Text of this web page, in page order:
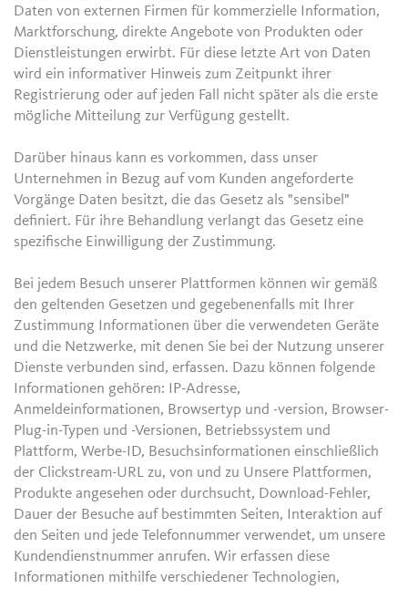
Daten von externen Firmen für kommerzielle Information,
Marktforschung, direkte Angebote von Produkten oder
Dienstleistungen erwirbt. Für diese letzte Art von Daten
wird ein informativer Hinweis zum Zeitpunkt ihrer
Registrierung oder auf jeden Fall nicht später als die erste
mögliche Mitteilung zur Verfügung gestellt.
Darüber hinaus kann es vorkommen, dass unser
Unternehmen in Bezug auf vom Kunden angeforderte
Vorgänge Daten besitzt, die das Gesetz als "sensibel"
definiert. Für ihre Behandlung verlangt das Gesetz eine
spezifische Einwilligung der Zustimmung.
Bei jedem Besuch unserer Plattformen können wir gemäß
den geltenden Gesetzen und gegebenenfalls mit Ihrer
Zustimmung Informationen über die verwendeten Geräte
und die Netzwerke, mit denen Sie bei der Nutzung unserer
Dienste verbunden sind, erfassen. Dazu können folgende
Informationen gehören: IP-Adresse,
Anmeldeinformationen, Browsertyp und -version, Browser-
Plug-in-Typen und -Versionen, Betriebssystem und
Plattform, Werbe-ID, Besuchsinformationen einschließlich
der Clickstream-URL zu, von und zu Unsere Plattformen,
Produkte angesehen oder durchsucht, Download-Fehler,
Dauer der Besuche auf bestimmten Seiten, Interaktion auf
den Seiten und jede Telefonnummer verwendet, um unsere
Kundendienstnummer anrufen. Wir erfassen diese
Informationen mithilfe verschiedener Technologien,